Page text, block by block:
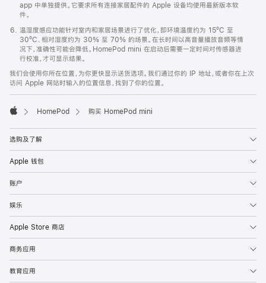
app 中单独提供。它要求所有连接家居配件的 Apple 设备均使用最新版本软
件。
温湿度感应功能针对室内和家居场景进行了优化，即环境温度约为 15ºC 至
30ºC、相对湿度约为 30% 至 70% 的场景。在长时间以高音量播放音频等情
况下，准确性可能会降低。HomePod mini 在启动后需要一定时间对传感器进
行校准，才可显示结果。
我们会使用你所在位置，为你更快显示送货选项。我们通过你的 IP 地址，或者你在上次
访问 Apple 网站时输入的位置信息，找到了你的位置。
HomePod 购买 HomePod mini
选购及了解
Apple 钱包
账户
娱乐
Apple Store 商店
商务应用
教育应用